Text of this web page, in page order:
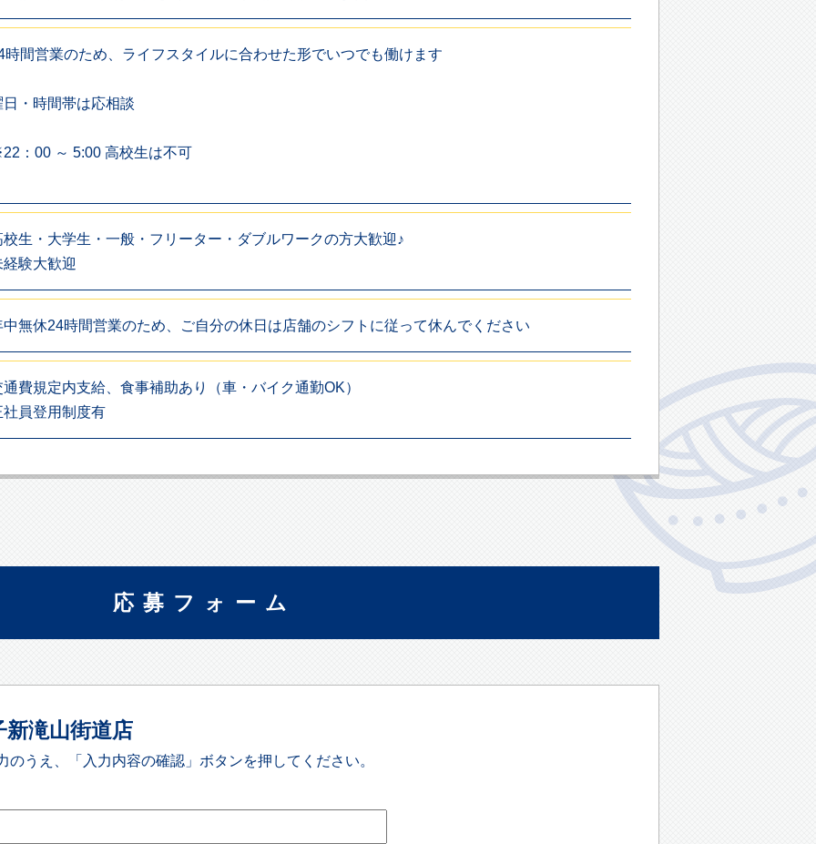
時間営業のため、ライフスタイルに合わせた形でいつでも働けます
日・時間帯は応相談
：00 ～ 5:00 高校生は不可
校生・大学生・一般・フリーター・ダブルワークの方大歓迎♪
経験大歓迎
中無休24時間営業のため、ご自分の休日は店舗のシフトに従って休んでください
通費規定内支給、食事補助あり（車・バイク通勤OK）
社員登用制度有
応募フォーム
滝山街道店
うえ、「入力内容の確認」ボタンを押してください。